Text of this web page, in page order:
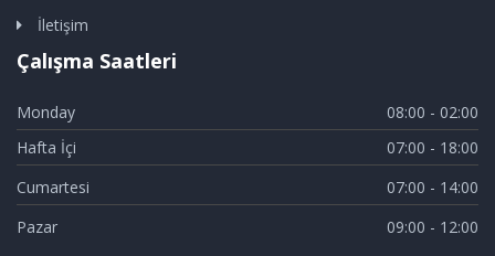
İletişim
Çalışma Saatleri
Monday
08:00 - 02:00
Hafta İçi
07:00 - 18:00
Cumartesi
07:00 - 14:00
Pazar
09:00 - 12:00